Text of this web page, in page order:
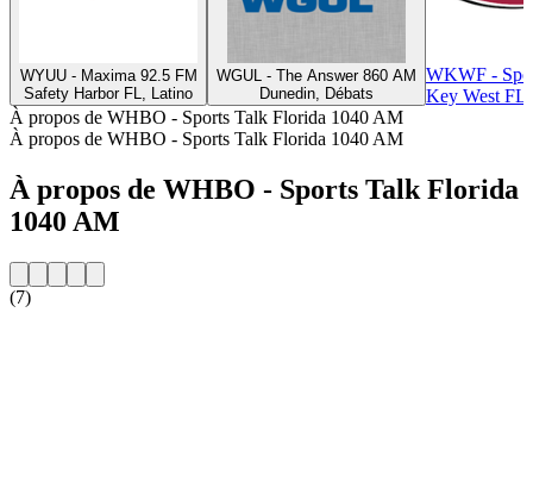
WYUU - Maxima 92.5 FM
Safety Harbor FL, Latino
WGUL - The Answer 860 AM
Dunedin, Débats
WKWF -
Key West
À propos de WHBO - Sports Talk Florida 1040 AM
À propos de WHBO - Sports Talk Florida 1040 AM
À propos de WHBO - Sports Talk Florida
1040 AM
(7)